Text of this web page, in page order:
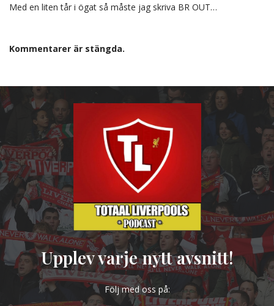
Med en liten tår i ögat så måste jag skriva BR OUT…
Kommentarer är stängda.
Upplev varje nytt avsnitt!
Följ med oss på: